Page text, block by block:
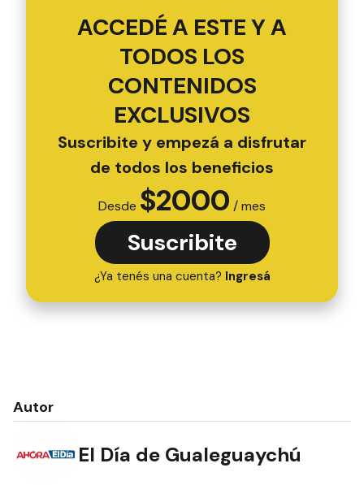
ACCEDÉ A ESTE Y A
TODOS LOS
CONTENIDOS
EXCLUSIVOS
Suscribite y empezá a disfrutar
de todos los beneficios
Desde $2000 / mes
Suscribite
¿Ya tenés una cuenta? Ingresá
Autor
El Día de Gualeguaychú